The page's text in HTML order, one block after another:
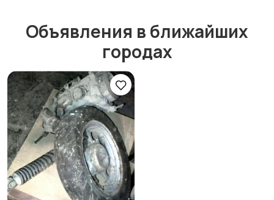
Объявления в ближайших
городах